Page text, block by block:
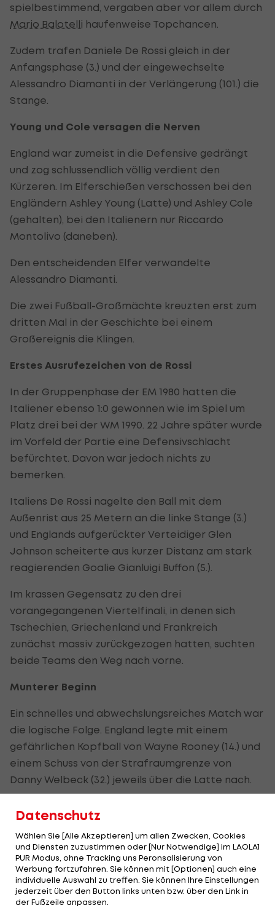
spielbestimmend, vergaben aber vor allem durch
Mario Balotelli haufenweise Topchancen.
Zudem trafen Daniele De Rossi gleich in der
Anfangsphase (3.) und der eingewechselte
Alessandro Diamanti in der Verlängerung (101.) die
Stange.
Young und Cole versagen die Nerven
England war zumeist in die Defensive gedrängt
und zog schlussendlich völlig verdient den
Kürzeren. Im Elferschießen verschossen bei den
Engländern Ashley Young (Latte) und Ashley Cole
(gehalten), bei den Italienern nur Riccardo
Montolivo (daneben).
Den entscheidenden Elfer verwandelte
Alessandro Diamanti.
Die zwei Fußball-Großmächte kreuzten erst zum
dritten Mal in der Geschichte bei einem
Großereignis die Klingen.
Erstes Ausrufezeichen von de Rossi
In der Gruppenphase der EM 1980 hatten die
Italiener ebenso 1:0 gewonnen wie im Spiel um
Platz drei bei der WM 1990. 22 Jahre später wurde
im Vorfeld der Partie eine Defensivschlacht
befürchtet. Davon war jedoch nichts zu
bemerken.
Italiens De Rossi nagelte den Ball mit dem
Außenrist aus 25 Metern an die linke Stange (3.)
und Englands aufgerückter Verteidiger Glen
Johnson scheiterte aus kurzer Distanz am stark
reagierenden Goalie Gianluigi Buffon (5.).
Im krassen Gegensatz zu den drei
vorangegangenen Viertelfinali, in denen sich
Tschechien, Griechenland und Frankreich
zunächst massiv zurückgezogen hatten, suchten
beide Teams den Weg nach vorne.
Munterer Beginn
Ein schnelles und abwechslungsreiches Match war
die logische Folge. England legte mit einem
gefährlichen Kopfball von Wayne Rooney (14.) und
einem Schuss von der Strafraumgrenze von
Danny Welbeck (32.) jeweils über die Latte nach.
ein immer größeres Übergewicht erarbeiteten,
vertändelte "enfant terrible" Balotelli wie schon
im Match gegen die Spanier alleine vor dem
gegnerischen Tormann, der herangebrauste John
Terry grätschte im letzten Moment dazwischen
(25.).
Datenschutz
Wählen Sie [Alle Akzeptieren] um allen Zwecken, Cookies
und Diensten zuzustimmen oder [Nur Notwendige] im LAOLA1
PUR Modus, ohne Tracking uns Peronsalisierung von
Werbung fortzufahren. Sie können mit [Optionen] auch eine
individuelle Auswahl zu treffen. Sie können Ihre Einstellungen
jederzeit über den Button links unten bzw. über den Link in
der Fußzeile anpassen.